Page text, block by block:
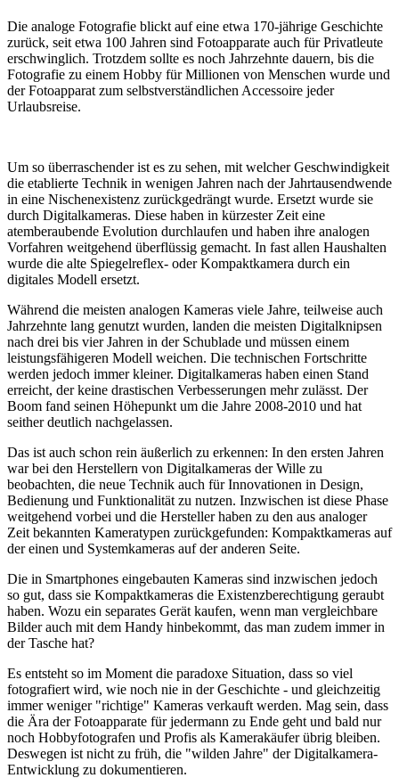
Die analoge Fotografie blickt auf eine etwa 170-jährige Geschichte
zurück, seit etwa 100 Jahren sind Fotoapparate auch für Privatleute
erschwinglich. Trotzdem sollte es noch Jahrzehnte dauern, bis die
Fotografie zu einem Hobby für Millionen von Menschen wurde und
der Fotoapparat zum selbstverständlichen Accessoire jeder
Urlaubsreise.
Um so überraschender ist es zu sehen, mit welcher Geschwindigkeit
die etablierte Technik in wenigen Jahren nach der Jahrtausendwende
in eine Nischenexistenz zurückgedrängt wurde. Ersetzt wurde sie
durch Digitalkameras. Diese haben in kürzester Zeit eine
atemberaubende Evolution durchlaufen und haben ihre analogen
Vorfahren weitgehend überflüssig gemacht. In fast allen Haushalten
wurde die alte Spiegelreflex- oder Kompaktkamera durch ein
digitales Modell ersetzt.
Während die meisten analogen Kameras viele Jahre, teilweise auch
Jahrzehnte lang genutzt wurden, landen die meisten Digitalknipsen
nach drei bis vier Jahren in der Schublade und müssen einem
leistungsfähigeren Modell weichen. Die technischen Fortschritte
werden jedoch immer kleiner. Digitalkameras haben einen Stand
erreicht, der keine drastischen Verbesserungen mehr zulässt. Der
Boom fand seinen Höhepunkt um die Jahre 2008-2010 und hat
seither deutlich nachgelassen.
Das ist auch schon rein äußerlich zu erkennen: In den ersten Jahren
war bei den Herstellern von Digitalkameras der Wille zu
beobachten, die neue Technik auch für Innovationen in Design,
Bedienung und Funktionalität zu nutzen. Inzwischen ist diese Phase
weitgehend vorbei und die Hersteller haben zu den aus analoger
Zeit bekannten Kameratypen zurückgefunden: Kompaktkameras auf
der einen und Systemkameras auf der anderen Seite.
Die in Smartphones eingebauten Kameras sind inzwischen jedoch
so gut, dass sie Kompaktkameras die Existenzberechtigung geraubt
haben. Wozu ein separates Gerät kaufen, wenn man vergleichbare
Bilder auch mit dem Handy hinbekommt, das man zudem immer in
der Tasche hat?
Es entsteht so im Moment die paradoxe Situation, dass so viel
fotografiert wird, wie noch nie in der Geschichte - und gleichzeitig
immer weniger "richtige" Kameras verkauft werden. Mag sein, dass
die Ära der Fotoapparate für jedermann zu Ende geht und bald nur
noch Hobbyfotografen und Profis als Kamerakäufer übrig bleiben.
Deswegen ist nicht zu früh, die "wilden Jahre" der Digitalkamera-
Entwicklung zu dokumentieren.